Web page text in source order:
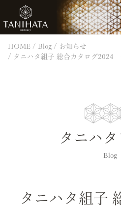
HOME Blog
お知らせ
タニハタ組子 総合カタログ2024
タニハ
Blog
タニハタ組子